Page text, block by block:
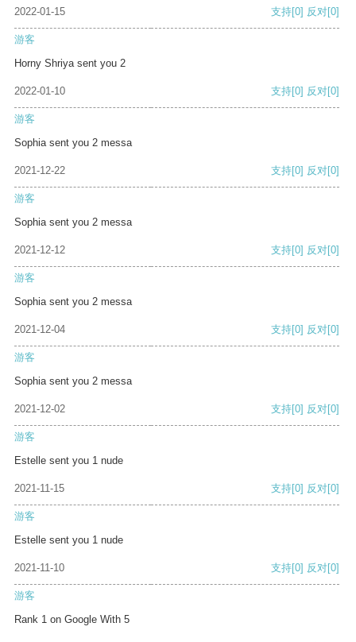
2022-01-15 支持[0] 反对[0]
游客
Horny Shriya sent you 2
2022-01-10 支持[0] 反对[0]
游客
Sophia sent you 2 messa
2021-12-22 支持[0] 反对[0]
游客
Sophia sent you 2 messa
2021-12-12 支持[0] 反对[0]
游客
Sophia sent you 2 messa
2021-12-04 支持[0] 反对[0]
游客
Sophia sent you 2 messa
2021-12-02 支持[0] 反对[0]
游客
Estelle sent you 1 nude
2021-11-15 支持[0] 反对[0]
游客
Estelle sent you 1 nude
2021-11-10 支持[0] 反对[0]
游客
Rank 1 on Google With 5